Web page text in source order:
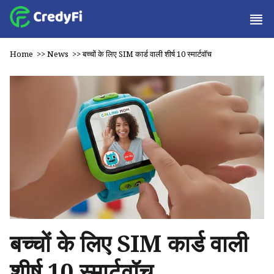
Home >>News >>बच्चों के लिए SIM कार्ड वाली शीर्ष 10 स्मार्टवॉच
बच्चों के लिए SIM कार्ड वाली